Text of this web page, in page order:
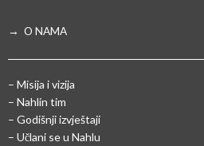
→ O NAMA
– Misija i vizija
– Nahlin tim
– Godišnji izvještaji
– Učlani se u Nahlu